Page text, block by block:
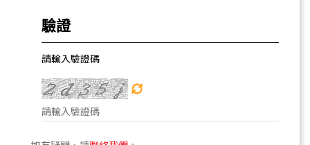
驗證
請輸入驗證碼